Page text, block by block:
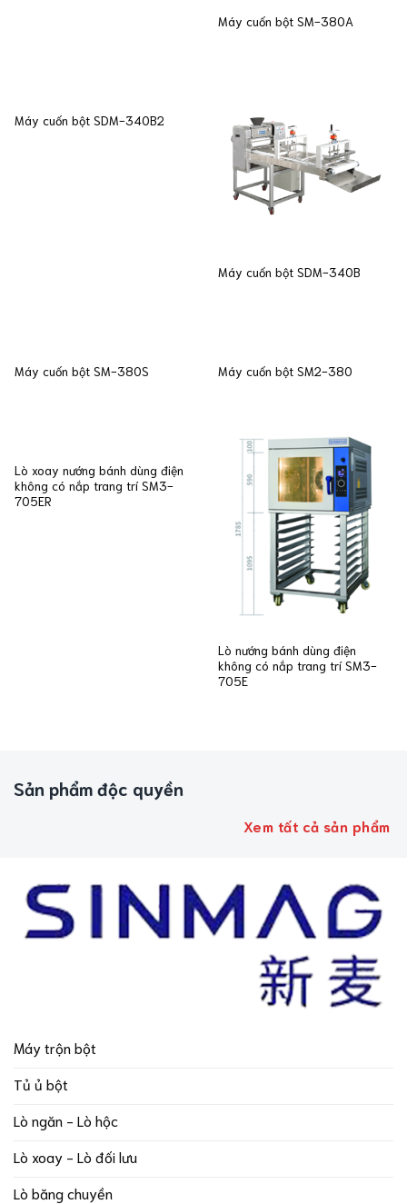
Máy cuốn bột SM-380A
Máy cuốn bột SDM-340B2
Máy cuốn bột SDM-340B
Máy cuốn bột SM-380S Máy cuốn bột SM2-380
Lò xoay nướng bánh dùng điện
không có nắp trang trí SM3-
705ER
Lò nướng bánh dùng điện
không có nắp trang trí SM3-
705E
Sản phẩm độc quyền
Xem tất cả sản phẩm
Máy trộn bột
Tủ ủ bột
Lò ngăn - Lò hộc
Lò xoay - Lò đối lưu
Lò băng chuyền